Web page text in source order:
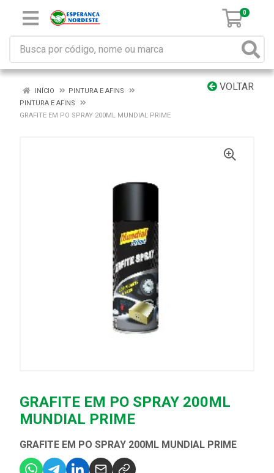
0
VOLTAR
INÍCIO
PINTURA E AFINS
PINTURA E AFINS
GRAFITE EM PO SPRAY 200ML MUNDIAL PRIME
GRAFITE EM PO SPRAY 200ML
MUNDIAL PRIME
GRAFITE EM PO SPRAY 200ML MUNDIAL PRIME